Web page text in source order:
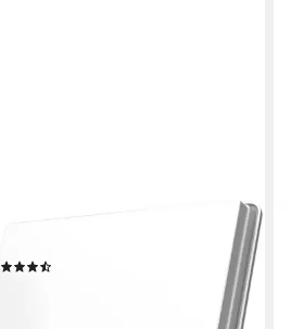
SA 61 DVB-S SAT-Antenne